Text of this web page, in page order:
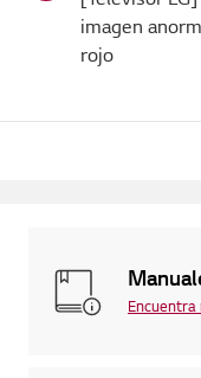
imagen
rojo